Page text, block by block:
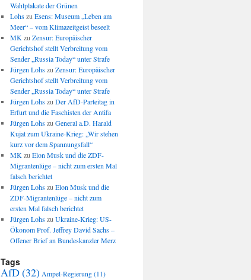
Wahlplakate der Grünen
Lohszu Esens: Museum „Leben am
Meer“ – vom Klimazeitgeist beseelt
MK zu Zensur: Europäischer
Gerichtshof stellt Verbreitung vom
Sender „Russia Today“ unter Strafe
Jürgen Lohszu Zensur: Europäischer
Gerichtshof stellt Verbreitung vom
Sender „Russia Today“ unter Strafe
Jürgen Lohszu Der AfD-Parteitag in
Erfurt und die Faschisten der Antifa
Jürgen Lohszu General a.D. Harald
Kujat zum Ukraine-Krieg: „Wir stehen
kurz vor dem Spannungsfall“
MK zu Elon Musk und die ZDF-
Migrantenlüge – nicht zum ersten Mal
falsch berichtet
Jürgen Lohszu Elon Musk und die
ZDF-Migrantenlüge – nicht zum
ersten Mal falsch berichtet
Jürgen Lohszu Ukraine-Krieg: US-
Ökonom Prof. Jeffrey David Sachs –
Offener Brief an Bundeskanzler Merz
Tags
AfD(32) Ampel-Regierung (11)